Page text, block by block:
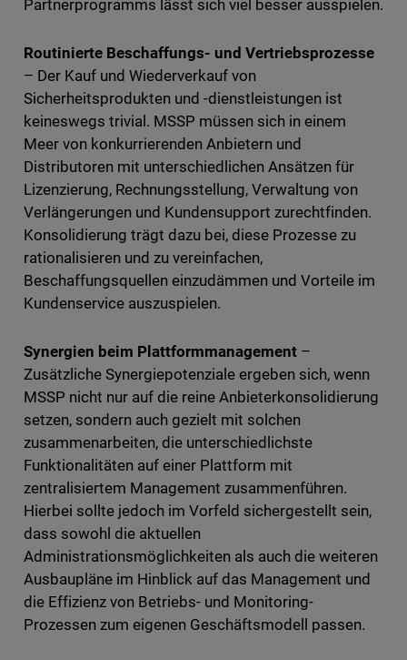
Partnerprogramms lässt sich viel besser ausspielen.
Routinierte Beschaffungs- und Vertriebsprozesse
– Der Kauf und Wiederverkauf von
Sicherheitsprodukten und -dienstleistungen ist
keineswegs trivial. MSSP müssen sich in einem
Meer von konkurrierenden Anbietern und
Distributoren mit unterschiedlichen Ansätzen für
Lizenzierung, Rechnungsstellung, Verwaltung von
Verlängerungen und Kundensupport zurechtfinden.
Konsolidierung trägt dazu bei, diese Prozesse zu
rationalisieren und zu vereinfachen,
Beschaffungsquellen einzudämmen und Vorteile im
Kundenservice auszuspielen.
Synergien beim Plattformmanagement –
Zusätzliche Synergiepotenziale ergeben sich, wenn
MSSP nicht nur auf die reine Anbieterkonsolidierung
setzen, sondern auch gezielt mit solchen
zusammenarbeiten, die unterschiedlichste
Funktionalitäten auf einer Plattform mit
zentralisiertem Management zusammenführen.
Hierbei sollte jedoch im Vorfeld sichergestellt sein,
dass sowohl die aktuellen
Administrationsmöglichkeiten als auch die weiteren
Ausbaupläne im Hinblick auf das Management und
die Effizienz von Betriebs- und Monitoring-
Prozessen zum eigenen Geschäftsmodell passen.